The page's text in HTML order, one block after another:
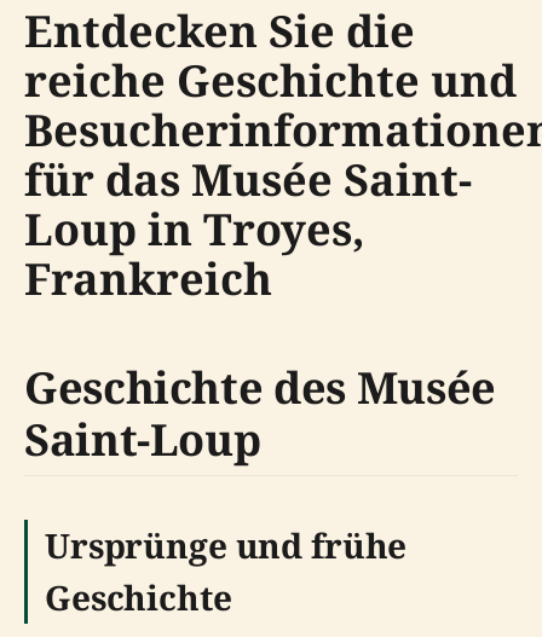
Entdecken Sie die
reiche Geschichte und
für das Musée Saint-
Loup in Troyes,
Frankreich
Geschichte des Musée
Saint-Loup
Ursprünge und frühe
Geschichte